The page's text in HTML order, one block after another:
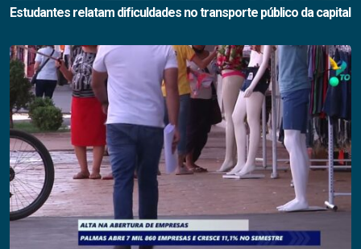
Estudantes relatam dificuldades no transporte público da capital